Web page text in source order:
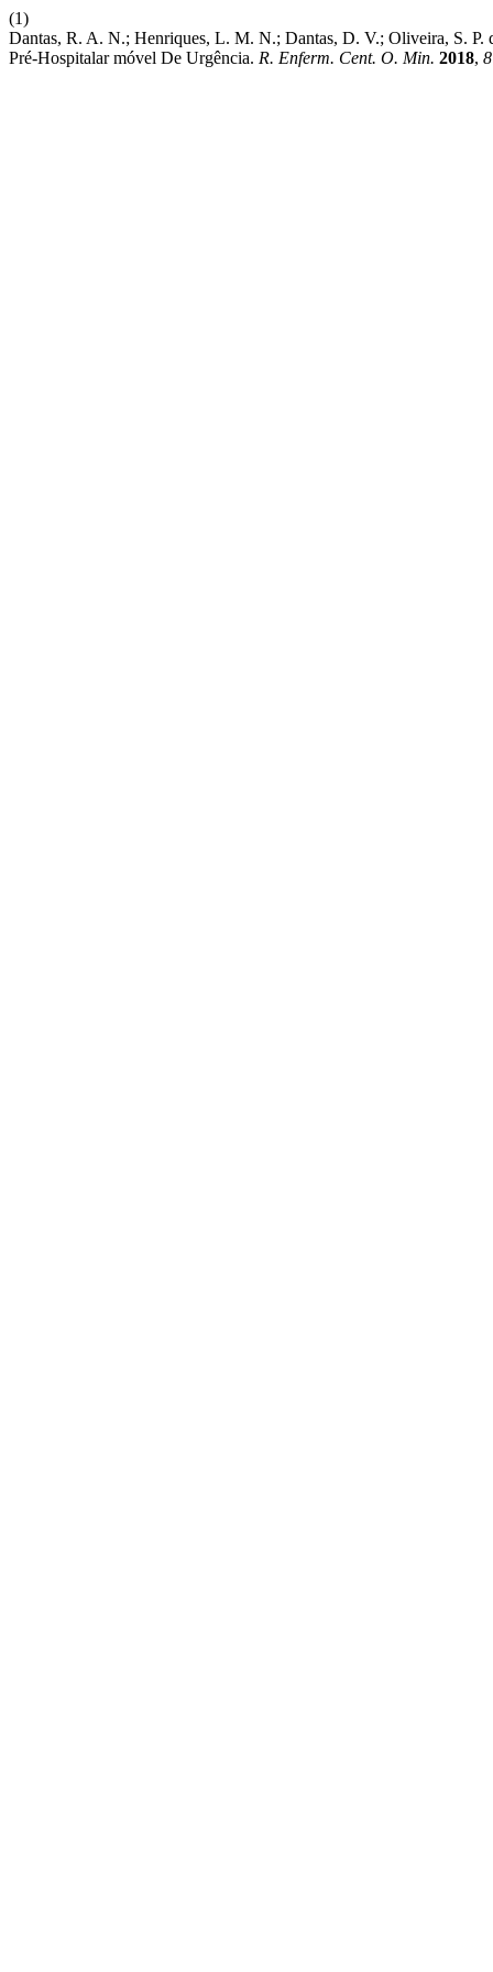
(1)
Dantas, R. A. N.; Henriques, L. M. N.; Dantas, D. V.; Oliveira, S.
Pré-Hospitalar móvel De Urgência. R. Enferm. Cent. O. Min. 2018, 8